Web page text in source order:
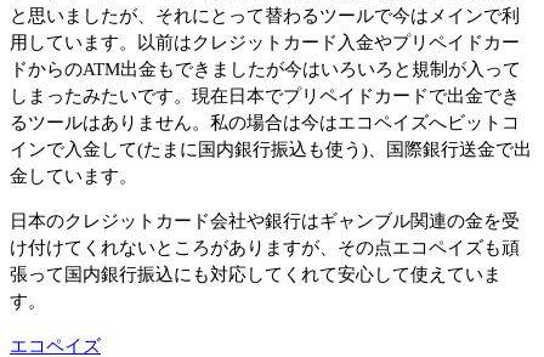
と思いましたが、それにとって替わるツールで今はメインで利
用しています。以前はクレジットカード入金やプリペイドカー
ドからのATM出金もできましたが今はいろいろと規制が入って
しまったみたいです。現在日本でプリペイドカードで出金でき
るツールはありません。私の場合は今はエコペイズへビットコ
インで入金して(たまに国内銀行振込も使う)、国際銀行送金で出
金しています。
日本のクレジットカード会社や銀行はギャンブル関連の金を受
け付けてくれないところがありますが、その点エコペイズも頑
張って国内銀行振込にも対応してくれて安心して使えていま
す。
エコペイズ